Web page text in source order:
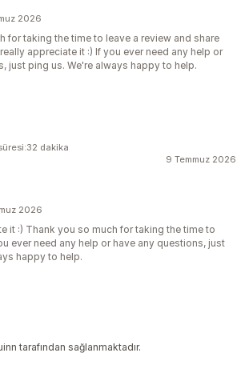
2026
for taking the time to leave a review and share
appreciate it :) If you ever need any help or
just ping us. We're always happy to help.
9 Temmuz 2026
dakika
2026
it :) Thank you so much for taking the time to
ever need any help or have any questions, just
happy to help.
tarafından sağlanmaktadır.